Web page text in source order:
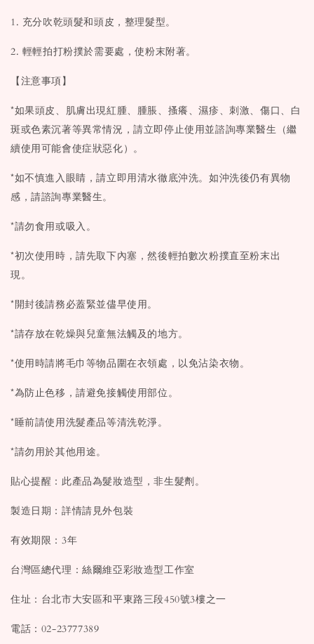
1. 充分吹乾頭髮和頭皮，整理髮型。
2. 輕輕拍打粉撲於需要處，使粉末附著。
【注意事項】
*如果頭皮、肌膚出現紅腫、腫脹、搔癢、濕疹、刺激、傷口、白
斑或色素沉著等異常情況，請立即停止使用並諮詢專業醫生（繼
續使用可能會使症狀惡化）。
*如不慎進入眼睛，請立即用清水徹底沖洗。如沖洗後仍有異物
感，請諮詢專業醫生。
*請勿食用或吸入。
*初次使用時，請先取下內塞，然後輕拍數次粉撲直至粉末出
現。
*開封後請務必蓋緊並儘早使用。
*請存放在乾燥與兒童無法觸及的地方。
*使用時請將毛巾等物品圍在衣領處，以免沾染衣物。
*為防止色移，請避免接觸使用部位。
*睡前請使用洗髮產品等清洗乾淨。
*請勿用於其他用途。
貼心提醒：此產品為髮妝造型，非生髮劑。
製造日期：詳情請見外包裝
有效期限：3年
台灣區總代理：絲爾維亞彩妝造型工作室
住址：台北市大安區和平東路三段450號3樓之一
電話：02-23777389